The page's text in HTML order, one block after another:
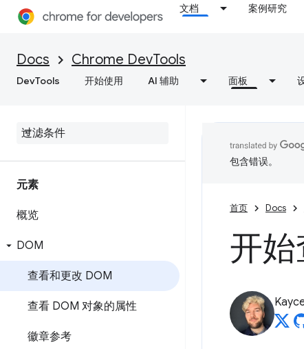
文档 案例研究
Docs Chrome DevTools
DevTools 开始使用 AI 辅助 面板
元素
概览
DOM
查看和更改 DOM
查看 DOM 对象的属性
徽章参考
包含错误。
首页 Docs
开